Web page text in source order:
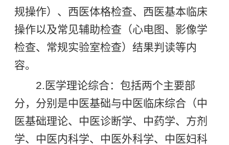
规操作）、西医体格检查、西医基本临床
操作以及常见辅助检查（心电图、影像学
检查、常规实验室检查）结果判读等内
容。
2.医学理论综合：包括两个主要部
分，分别是中医基础与中医临床综合（中
医基础理论、中医诊断学、中药学、方剂
学、中医内科学、中医外科学、中医妇科